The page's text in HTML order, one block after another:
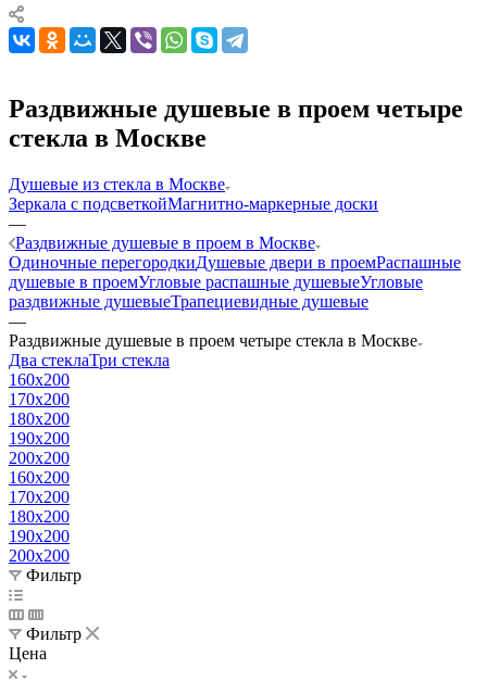
Раздвижные душевые в проем четыре
стекла в Москве
Душевые из стекла в Москве
Зеркала с подсветкойМагнитно-маркерные доски
—
Раздвижные душевые в проем в Москве
Одиночные перегородкиДушевые двери в проемРаспашные
душевые в проемУгловые распашные душевыеУгловые
раздвижные душевыеТрапециевидные душевые
—
Раздвижные душевые в проем четыре стекла в Москве
Два стеклаТри стекла
160x200
170x200
180x200
190x200
200x200
160x200
170x200
180x200
190x200
200x200
Фильтр
Фильтр
Цена